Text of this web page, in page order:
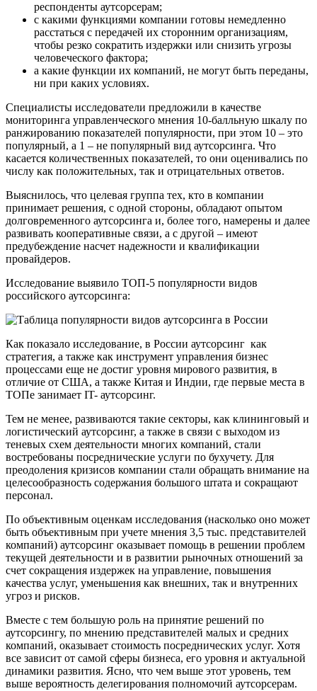
респонденты аутсорсерам;
с какими функциями компании готовы немедленно
расстаться с передачей их сторонним организациям,
чтобы резко сократить издержки или снизить угрозы
человеческого фактора;
а какие функции их компаний, не могут быть переданы,
ни при каких условиях.
Специалисты исследователи предложили в качестве
мониторинга управленческого мнения 10-балльную шкалу по
ранжированию показателей популярности, при этом 10 – это
популярный, а 1 – не популярный вид аутсорсинга. Что
касается количественных показателей, то они оценивались по
числу как положительных, так и отрицательных ответов.
Выяснилось, что целевая группа тех, кто в компании
принимает решения, с одной стороны, обладают опытом
долговременного аутсорсинга и, более того, намерены и далее
развивать кооперативные связи, а с другой – имеют
предубеждение насчет надежности и квалификации
провайдеров.
Исследование выявило ТОП-5 популярности видов
российского аутсорсинга:
Как показало исследование, в России аутсорсинг как
стратегия, а также как инструмент управления бизнес
процессами еще не достиг уровня мирового развития, в
отличие от США, а также Китая и Индии, где первые места в
ТОПе занимает IT- аутсорсинг.
Тем не менее, развиваются такие секторы, как клининговый и
логистический аутсорсинг, а также в связи с выходом из
теневых схем деятельности многих компаний, стали
востребованы посреднические услуги по бухучету. Для
преодоления кризисов компании стали обращать внимание на
целесообразность содержания большого штата и сокращают
персонал.
По объективным оценкам исследования (насколько оно может
быть объективным при учете мнения 3,5 тыс. представителей
компаний) аутсорсинг оказывает помощь в решении проблем
текущей деятельности и в развитии рыночных отношений за
счет сокращения издержек на управление, повышения
качества услуг, уменьшения как внешних, так и внутренних
угроз и рисков.
Вместе с тем большую роль на принятие решений по
аутсорсингу, по мнению представителей малых и средних
компаний, оказывает стоимость посреднических услуг. Хотя
все зависит от самой сферы бизнеса, его уровня и актуальной
динамики развития. Ясно, что чем выше этот уровень, тем
выше вероятность делегирования полномочий аутсорсерам.